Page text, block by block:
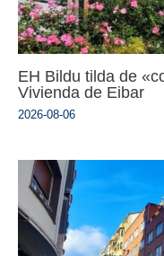
EH Bildu tilda de
Vivienda de Eibar
2026-08-06